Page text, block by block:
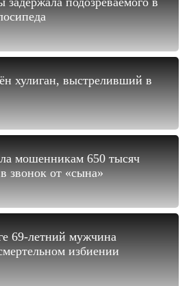
хулиган, выстреливший в
мошенникам 650 тысяч
звонок от «сына»
69-летний мужчина
избиении